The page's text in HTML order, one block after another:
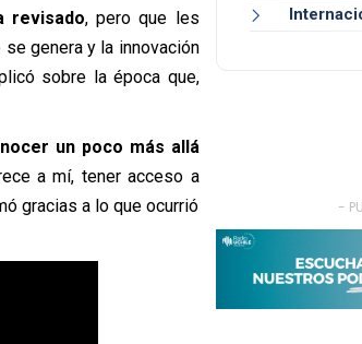
revisado, pero que les
genera y la innovación
sobre la época que,
un poco más allá
a mí, tener acceso a
gracias a lo que ocurrió
-